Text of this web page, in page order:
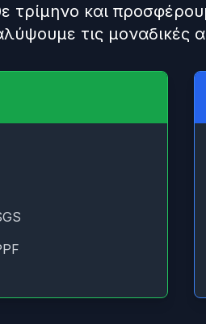
τρίμηνο και
τις μοναδικές